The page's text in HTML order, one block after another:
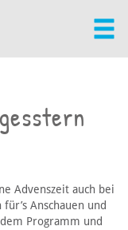
Advenszeit auch bei
Anschauen und
Programm und